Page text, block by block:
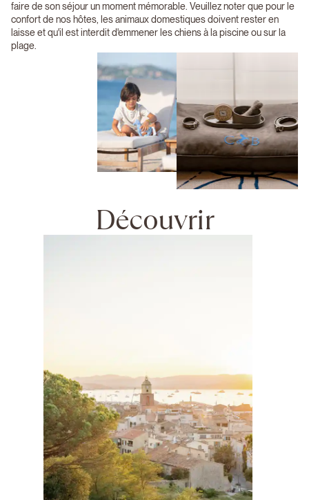
faire de son séjour un moment mémorable. Veuillez noter que pour le
confort de nos hôtes, les animaux domestiques doivent rester en
laisse et qu'il est interdit d'emmener les chiens à la piscine ou sur la
plage.
Découvrir